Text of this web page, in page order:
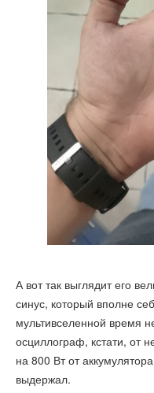
А вот так выглядит его
синус, который вполне
мультивселенной время
осциллограф, кстати, от
на 800 Вт от
выдержал.